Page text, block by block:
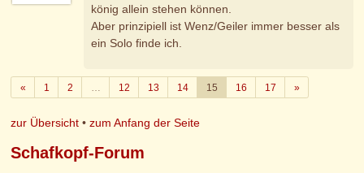
könig allein stehen können.
Aber prinzipiell ist Wenz/Geiler immer besser als
ein Solo finde ich.
«Zurück
1 2 12 13 14 15 16 17 »Weiter
zur Übersicht •zum Anfang der Seite
Schafkopf-Forum